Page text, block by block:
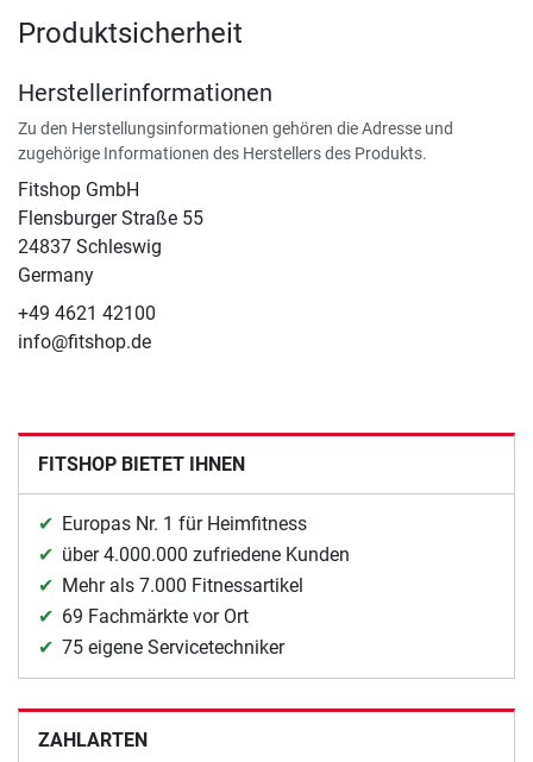
Produktsicherheit
Herstellerinformationen
Zu den Herstellungsinformationen gehören die Adresse und
zugehörige Informationen des Herstellers des Produkts.
Fitshop GmbH
Flensburger Straße 55
24837 Schleswig
Germany
+49 4621 42100
info@fitshop.de
FITSHOP BIETET IHNEN
Europas Nr. 1 für Heimfitness
über 4.000.000 zufriedene Kunden
Mehr als 7.000 Fitnessartikel
69 Fachmärkte vor Ort
75 eigene Servicetechniker
ZAHLARTEN